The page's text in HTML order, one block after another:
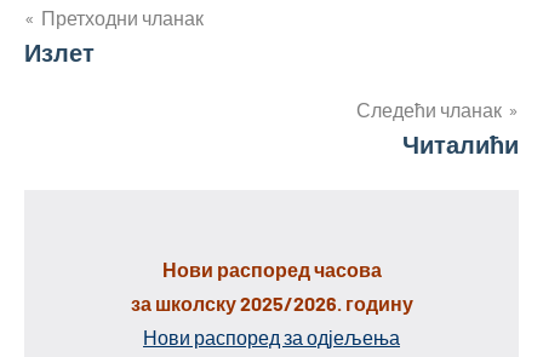
Кретање
чланка
Претходни чланак
Излет
Следећи чланак
Читалићи
Нови распоред часова
за школску 2025/2026. годину
Нови распоред за одјељења